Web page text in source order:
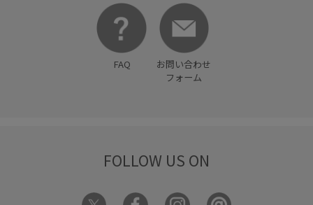
FAQ
お問い合わせ
フォーム
FOLLOW US ON